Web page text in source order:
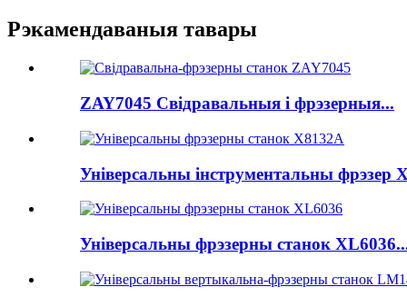
Рэкамендаваныя тавары
ZAY7045 Свідравальныя і фрэзерныя...
Універсальны інструментальны фрэзер
Універсальны фрэзерны станок